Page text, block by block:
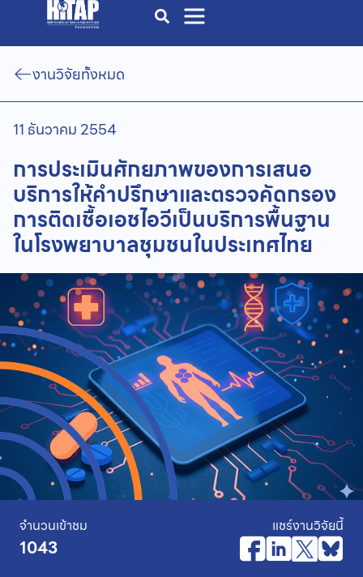
งานวิจัยทั้งหมด
11 ธันวาคม 2554
การประเมินศักยภาพของการเสนอ
บริการให้คำปรึกษาและตรวจคัดกรอง
การติดเชื้อเอชไอวีเป็นบริการพื้นฐาน
ในโรงพยาบาลชุมชนในประเทศไทย
จำนวนเข้าชม
1043
แชร์งานวิจัยนี้